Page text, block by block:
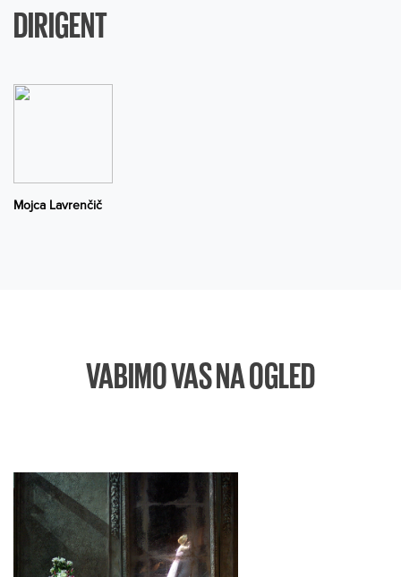
DIRIGENT
Mojca Lavrenčič
VABIMO VAS NA OGLED